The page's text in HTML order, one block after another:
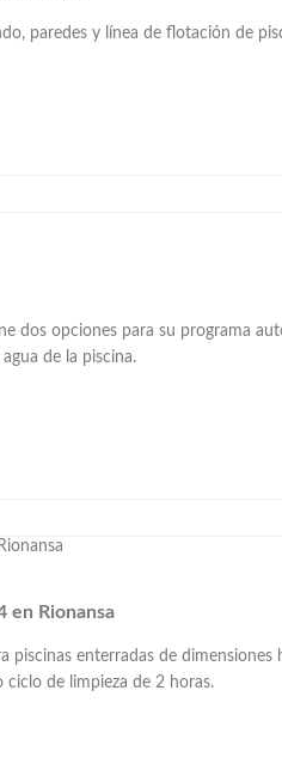
paredes y línea de flotación de
dos opciones para su programa
de la piscina.
en Rionansa
piscinas enterradas de
ciclo de limpieza de 2 horas.